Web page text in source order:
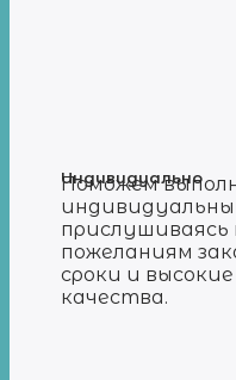
Индивидуально
Поможем
пожеланиям
сроки и
качества.